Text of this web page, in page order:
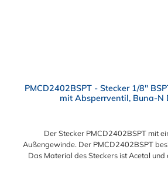
PMCD2402BSPT - Stecker 1/8"
mit Absperrventil, Buna-N
Der Stecker PMCD2402BSPT mit
Außengewinde. Der PMCD2402BSPT
Das Material des Steckers ist Acetal und